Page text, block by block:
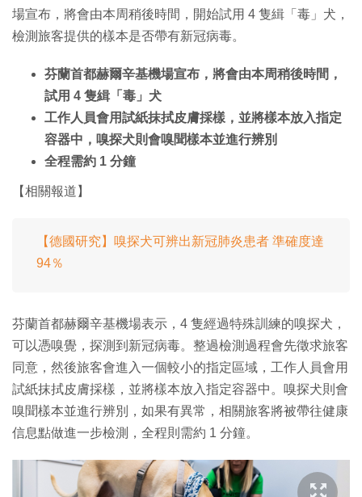
場宣布，將會由本周稍後時間，開始試用 4 隻緝「毒」犬，
檢測旅客提供的樣本是否帶有新冠病毒。
芬蘭首都赫爾辛基機場宣布，將會由本周稍後時間，
試用 4 隻緝「毒」犬
工作人員會用試紙抹拭皮膚採樣，並將樣本放入指定
容器中，嗅探犬則會嗅聞樣本並進行辨別
全程需約 1 分鐘
【相關報道】
【德國研究】嗅探犬可辨出新冠肺炎患者 準確度達
94％
芬蘭首都赫爾辛基機場表示，4 隻經過特殊訓練的嗅探犬，
可以憑嗅覺，探測到新冠病毒。整過檢測過程會先徵求旅客
同意，然後旅客會進入一個較小的指定區域，工作人員會用
試紙抹拭皮膚採樣，並將樣本放入指定容器中。嗅探犬則會
嗅聞樣本並進行辨別，如果有異常，相關旅客將被帶往健康
信息點做進一步檢測，全程則需約 1 分鐘。